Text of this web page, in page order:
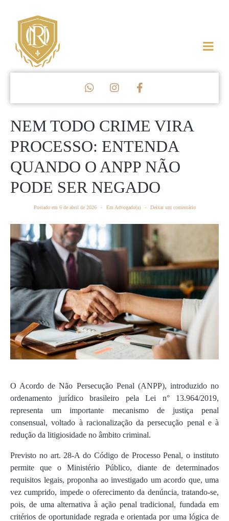
NEM TODO CRIME VIRA
PROCESSO: ENTENDA
QUANDO O ANPP NÃO
PODE SER NEGADO
Postado em 6 de abril de 2026 Em Advogado(a) Deixar um comentário
O Acordo de Não Persecução Penal (ANPP), introduzido no
ordenamento jurídico brasileiro pela Lei n° 13.964/2019,
representa um importante mecanismo de justiça penal
consensual, voltado à racionalização da persecução penal e à
redução da litigiosidade no âmbito criminal.
Previsto no art. 28-A do Código de Processo Penal, o instituto
permite que o Ministério Público, diante de determinados
requisitos legais, proponha ao investigado um acordo que, uma
vez cumprido, impede o oferecimento da denúncia, tratando-se,
pois, de uma alternativa à ação penal tradicional, fundada em
critérios de oportunidade regrada e orientada por uma lógica de